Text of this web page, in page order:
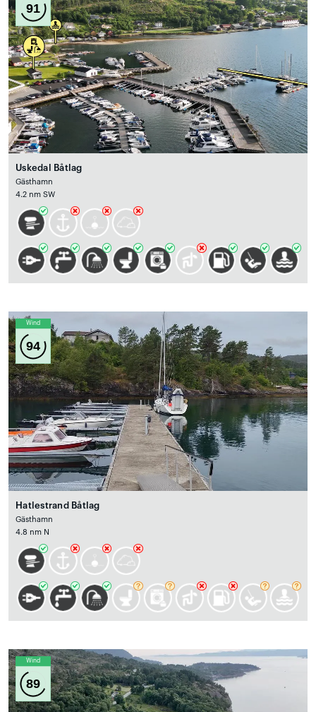
91
Uskedal Båtlag
Gästhamn
4.2 nm SW
Wind
94
Hatlestrand Båtlag
Gästhamn
4.8 nm N
Wind
89